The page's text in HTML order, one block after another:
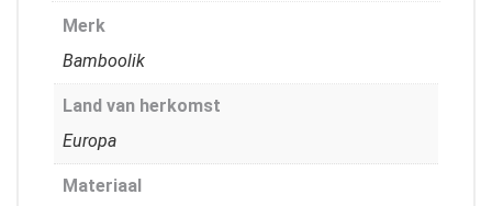
Merk
Bamboolik
Land van herkomst
Europa
Materiaal